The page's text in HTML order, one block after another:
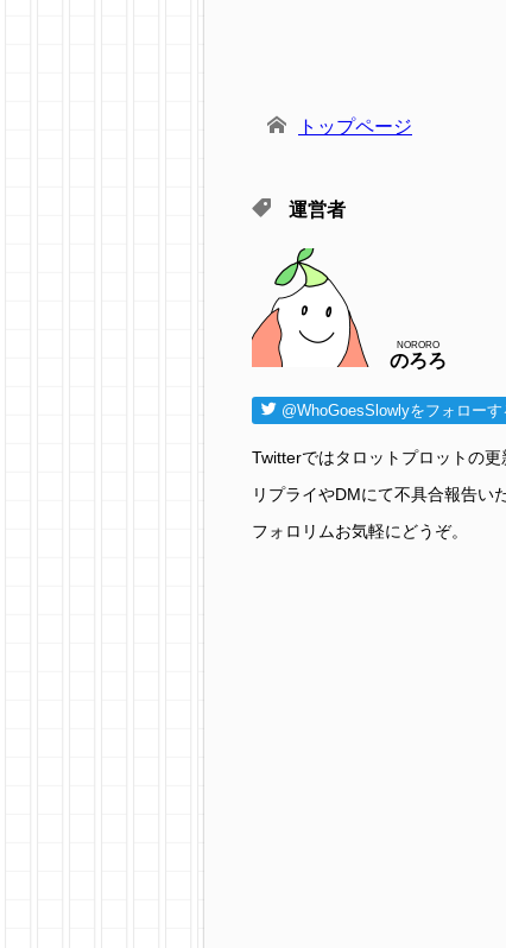
トップページ
運営者
のろろ
NORORO
@WhoGoesSlowlyをフォローす
Twitterではタロットプロットの
リプライやDMにて不具合報告い
フォロリムお気軽にどうぞ。